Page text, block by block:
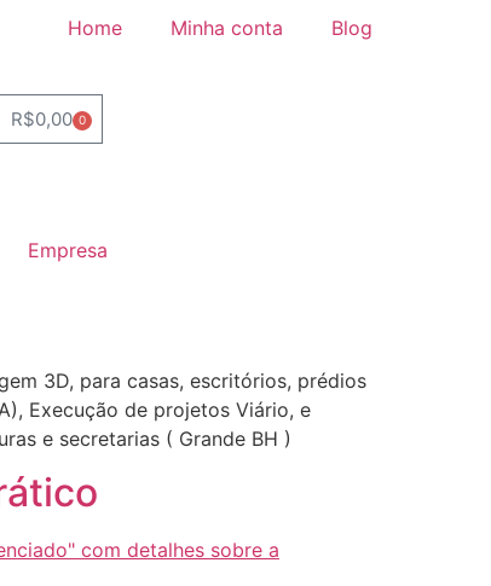
Home Minha conta Blog
R$0,00 0
Empresa
3D, para casas, escritórios, prédios
Execução de projetos Viário, e
e secretarias ( Grande BH )